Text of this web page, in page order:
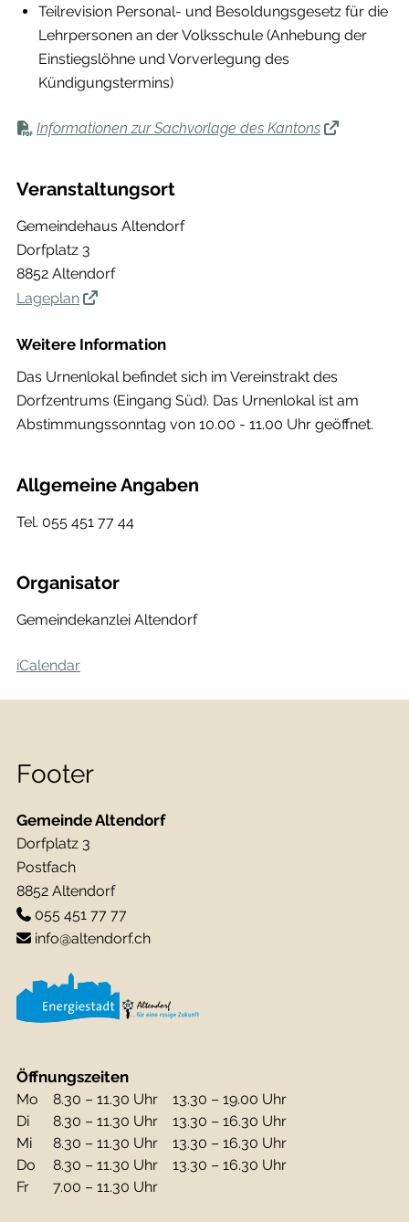
Teilrevision Personal- und Besoldungsgesetz für die
Lehrpersonen an der Volksschule (Anhebung der
Einstiegslöhne und Vorverlegung des
Kündigungstermins)
Informationen zur Sachvorlage des Kantons
Veranstaltungsort
Gemeindehaus Altendorf
Dorfplatz 3
8852 Altendorf
Lageplan
Weitere Information
Das Urnenlokal befindet sich im Vereinstrakt des
Dorfzentrums (Eingang Süd). Das Urnenlokal ist am
Abstimmungssonntag von 10.00 - 11.00 Uhr geöffnet.
Allgemeine Angaben
Tel. 055 451 77 44
Organisator
Gemeindekanzlei Altendorf
iCalendar
Footer
Gemeinde Altendorf
Dorfplatz 3
Postfach
8852 Altendorf
055 451 77 77
info@altendorf.ch
Öffnungszeiten
Mo 8.30 – 11.30 Uhr
13.30 – 19.00 Uhr
Di
8.30 – 11.30 Uhr
13.30 – 16.30 Uhr
Mi
8.30 – 11.30 Uhr
13.30 – 16.30 Uhr
Do
8.30 – 11.30 Uhr
13.30 – 16.30 Uhr
Fr
7.00 – 11.30 Uhr